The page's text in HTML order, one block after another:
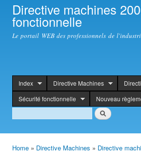
Directive machines
fonctionnelle
Le portail WEB des professionnels de
header
Index Directive Machines
Sécurité fonctionnelle
Nouveau
Rechercher
Search
Home » Directive Machines » Directive